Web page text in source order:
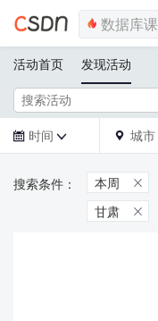
活动首页 发现活动
 时间   城市
本周 
甘肃 